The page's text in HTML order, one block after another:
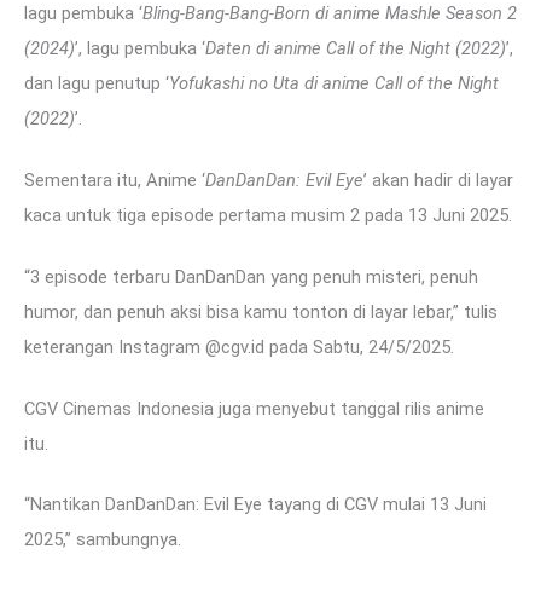
lagu pembuka ‘Bling-Bang-Bang-Born di anime Mashle Season 2
(2024)’, lagu pembuka ‘Daten di anime Call of the Night (2022)’,
dan lagu penutup ‘Yofukashi no Uta di anime Call of the Night
(2022)’.
Sementara itu, Anime ‘DanDanDan: Evil Eye’ akan hadir di layar
kaca untuk tiga episode pertama musim 2 pada 13 Juni 2025.
“3 episode terbaru DanDanDan yang penuh misteri, penuh
humor, dan penuh aksi bisa kamu tonton di layar lebar,” tulis
keterangan Instagram @cgv.id pada Sabtu, 24/5/2025.
CGV Cinemas Indonesia juga menyebut tanggal rilis anime
itu.
“Nantikan DanDanDan: Evil Eye tayang di CGV mulai 13 Juni
2025,” sambungnya.